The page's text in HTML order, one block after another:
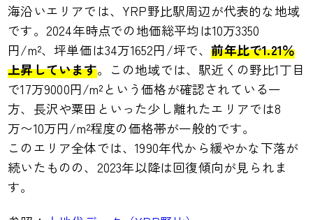
海沿いエリアでは、YRP野比駅周辺が代表的な地域
です。2024年時点での地価総平均は10万3350
円/m²、坪単価は34万1652円/坪で、前年比で1.21％
上昇しています。この地域では、駅近くの野比1丁目
で17万9000円/m²という価格が確認されている一
方、長沢や粟田といった少し離れたエリアでは8
万〜10万円/m²程度の価格帯が一般的です。
このエリア全体では、1990年代から緩やかな下落が
続いたものの、2023年以降は回復傾向が見られま
す。